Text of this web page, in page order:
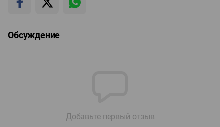
Обсуждение
Добавьте первый отзыв